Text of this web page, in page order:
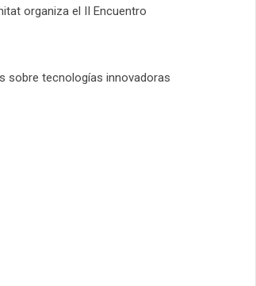
organiza el II Encuentro
sobre tecnologías innovadoras